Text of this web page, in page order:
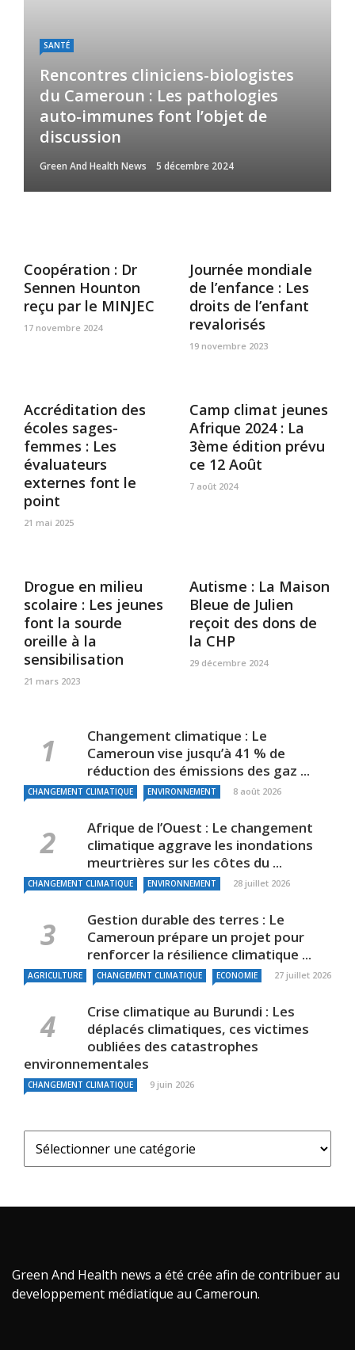
SANTÉ
Rencontres cliniciens-biologistes
du Cameroun : Les pathologies
auto-immunes font l’objet de
discussion
Green And Health News 5 décembre 2024
Coopération : Dr
Sennen Hounton
reçu par le MINJEC
17 novembre 2024
Journée mondiale
de l’enfance : Les
droits de l’enfant
revalorisés
19 novembre 2023
Accréditation des
écoles sages-
femmes : Les
évaluateurs
externes font le
point
21 mai 2025
Camp climat jeunes
Afrique 2024 : La
3ème édition prévu
ce 12 Août
7 août 2024
Drogue en milieu
scolaire : Les jeunes
font la sourde
oreille à la
sensibilisation
21 mars 2023
Autisme : La Maison
Bleue de Julien
reçoit des dons de
la CHP
29 décembre 2024
Changement climatique : Le
Cameroun vise jusqu’à 41 % de
réduction des émissions des gaz ...
CHANGEMENT CLIMATIQUE ENVIRONNEMENT 8 août 2026
Afrique de l’Ouest : Le changement
climatique aggrave les inondations
meurtrières sur les côtes du ...
CHANGEMENT CLIMATIQUE ENVIRONNEMENT 28 juillet 2026
Gestion durable des terres : Le
Cameroun prépare un projet pour
renforcer la résilience climatique ...
AGRICULTURE CHANGEMENT CLIMATIQUE ECONOMIE 27 juillet 2026
Crise climatique au Burundi : Les
déplacés climatiques, ces victimes
oubliées des catastrophes
environnementales
CHANGEMENT CLIMATIQUE 9 juin 2026
Green And Health news a été crée afin de contribuer au
developpement médiatique au Cameroun.